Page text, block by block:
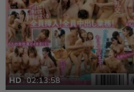
HD 02:13:58